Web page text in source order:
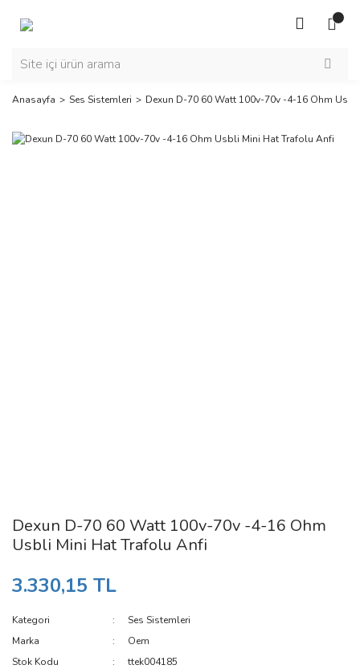
Anasayfa Ses Sistemleri Dexun D-70 60 Watt 100v-70v -4-16 Ohm
Dexun D-70 60 Watt 100v-70v -4-16 Ohm
Usbli Mini Hat Trafolu Anfi
3.330,15 TL
Kategori
Ses Sistemleri
Marka
Oem
Stok Kodu
ttek004185